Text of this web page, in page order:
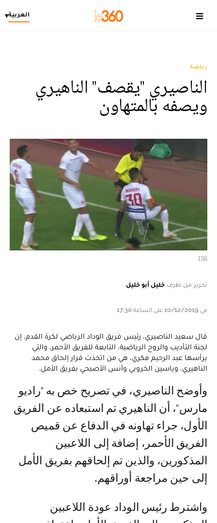
العربية▾
رياضة
الناصيري "يقصف" الناهيري
ويصفه بالمتهاون
DR
تحرير من طرف خليل أبو خليل
في 10/12/2019 على الساعة 17:30
قال سعيد الناصيري، رئيس فريق الوداد الرياضي لكرة القدم، إن
لجنة التأديب والروح الرياضية، التابعة للفريق الأحمر، والتي
يرأسها عبد الرحيم فكري، هي من اتخذت قرار إلحاق محمد
الناهيري، وياسين الخروبي وأنس الأصبحي بفريق الأمل.
وأوضح الناصيري، في تصريح خص به "راديو
مارس"، أن الناهيري تم استبعاده عن الفريق
الأول، جراء تهاونه في الدفاع عن قميص
الفريق الأحمر، إضافة إلى اللاعبين
المذكورين، والذين تم إلحاقهم بفريق الأمل
إلى حين مراجعة أوراقهم.
واشترط رئيس الوداد عودة اللاعبين